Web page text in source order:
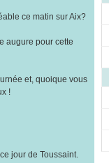
ce matin sur Aix?
augure pour cette
et, quoique vous
!
jour de Toussaint.